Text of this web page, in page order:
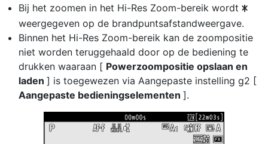
Bij het zoomen in het Hi-Res Zoom-bereik wordt U
weergegeven op de brandpuntsafstandweergave.
Binnen het Hi-Res Zoom-bereik kan de zoompositie
niet worden teruggehaald door op de bediening te
drukken waaraan [ Powerzoompositie opslaan en
laden ] is toegewezen via Aangepaste instelling g2 [
Aangepaste bedieningselementen ].